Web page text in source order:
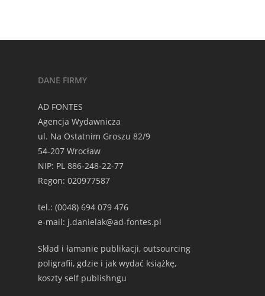
DANE FIRMY
AD FONTES
Agencja Wydawnicza
ul. Na Ostatnim Groszu 82/9
54-207 Wrocław
NIP: PL 886-248-22-77
Regon: 020977587
tel.: (0048) 694 079 476
e-mail: j.danielak@ad-fontes.pl
Skład i łamanie publikacji, outsourcing
poligrafii, gdzie i jak wydać książkę,
koszty self publishngu